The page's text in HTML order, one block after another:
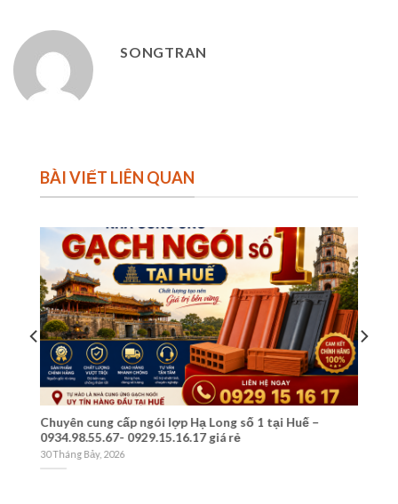
SONGTRAN
BÀI VIẾT LIÊN QUAN
Chuyên cung cấp ngói lợp Hạ Long số 1 tại Huế –
0934.98.55.67- 0929.15.16.17 giá rẻ
30 Tháng Bảy, 2026